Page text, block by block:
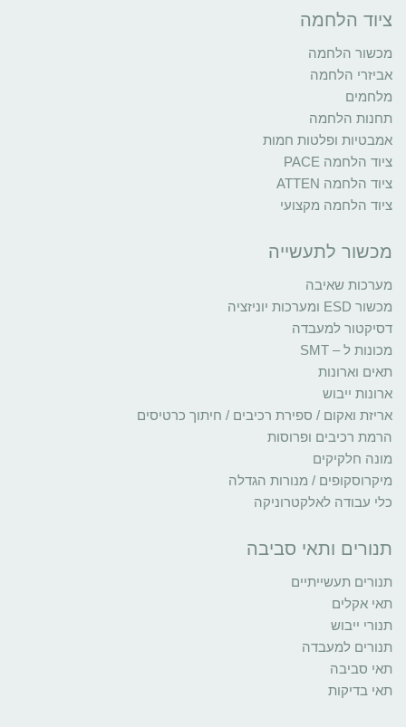
ציוד הלחמה
מכשור הלחמה
אביזרי הלחמה
מלחמים
תחנות הלחמה
אמבטיות ופלטות חמות
ציוד הלחמה PACE
ציוד הלחמה ATTEN
ציוד הלחמה מקצועי
מכשור לתעשייה
מערכות שאיבה
מכשור ESD ומערכות יוניזציה
דסיקטור למעבדה
מכונות ל – SMT
תאים וארונות
ארונות ייבוש
אריזת ואקום / ספירת רכיבים / חיתוך כרטיסים
הרמת רכיבים ופרוסות
מונה חלקיקים
מיקרוסקופים / מנורות הגדלה
כלי עבודה לאלקטרוניקה
תנורים ותאי סביבה
תנורים תעשייתיים
תאי אקלים
תנורי ייבוש
תנורים למעבדה
תאי סביבה
תאי בדיקות